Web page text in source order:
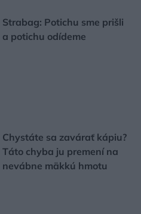
Strabag: Potichu sme prišli
a potichu odídeme
Chystáte sa zavárať kápiu?
Táto chyba ju premení na
nevábne mäkkú hmotu